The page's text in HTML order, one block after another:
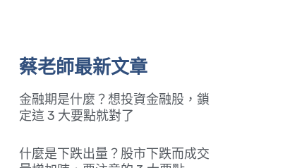
蔡老師最新文章
金融期是什麼？想投資金融股，鎖
定這 3 大要點就對了
什麼是下跌出量？股市下跌而成交